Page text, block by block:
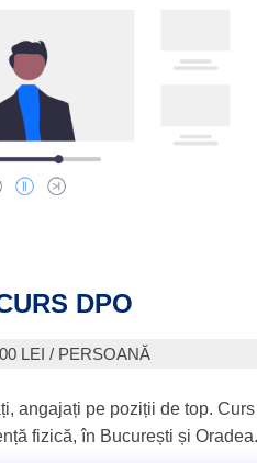
DPO
LEI / PERSOANĂ
angajați pe poziții de top.
fizică, în București și Oradea.